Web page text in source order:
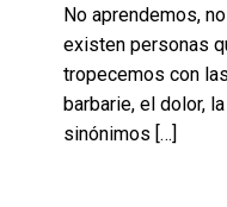
No aprendemos,
existen personas
tropecemos con
barbarie, el dolor,
sinónimos […]